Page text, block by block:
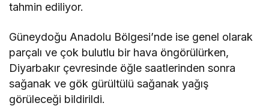
tahmin ediliyor.
Güneydoğu Anadolu Bölgesi’nde ise genel olarak
parçalı ve çok bulutlu bir hava öngörülürken,
Diyarbakır çevresinde öğle saatlerinden sonra
sağanak ve gök gürültülü sağanak yağış
görüleceği bildirildi.